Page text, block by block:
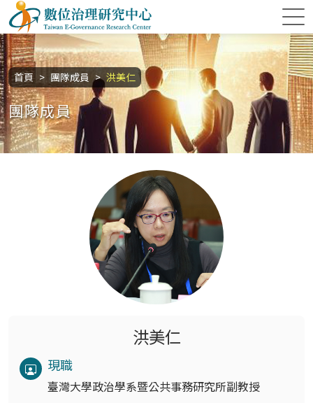
跳到主要內容區塊
數位治理研究中心
首頁 團隊成員 洪美仁
:::
團隊成員
洪美仁
現職
臺灣大學政治學系暨公共事務研究所副教授